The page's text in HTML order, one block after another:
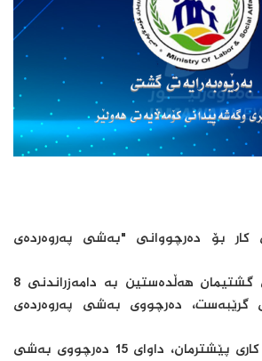
کار بۆ ده‌رچووانى "به‌شى په‌روه‌رده‌ى
وه‌ک به‌ڕێوه‌به‌رایه‌تى گشتیمان هه‌ڵده‌ستین به‌ دامه‌زراندنى 8
گرێبه‌ست، ده‌رچووى به‌شى په‌روه‌رده‌ى
له‌ ڕاگه‌یاندنى هه‌لى کارى پێشترمان، داواى 15 ده‌رچووى به‌شى